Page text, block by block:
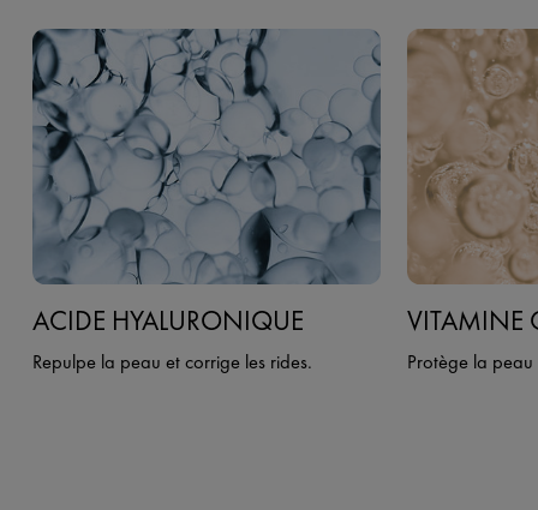
ACIDE HYALURONIQUE
Repulpe la peau et corrige les rides.
VITAMINE
Protège la